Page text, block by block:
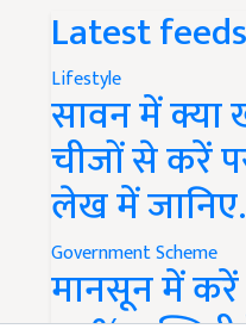
Latest feeds
Lifestyle
सावन में
चीजों से करें
लेख में
Government Scheme
मानसून में